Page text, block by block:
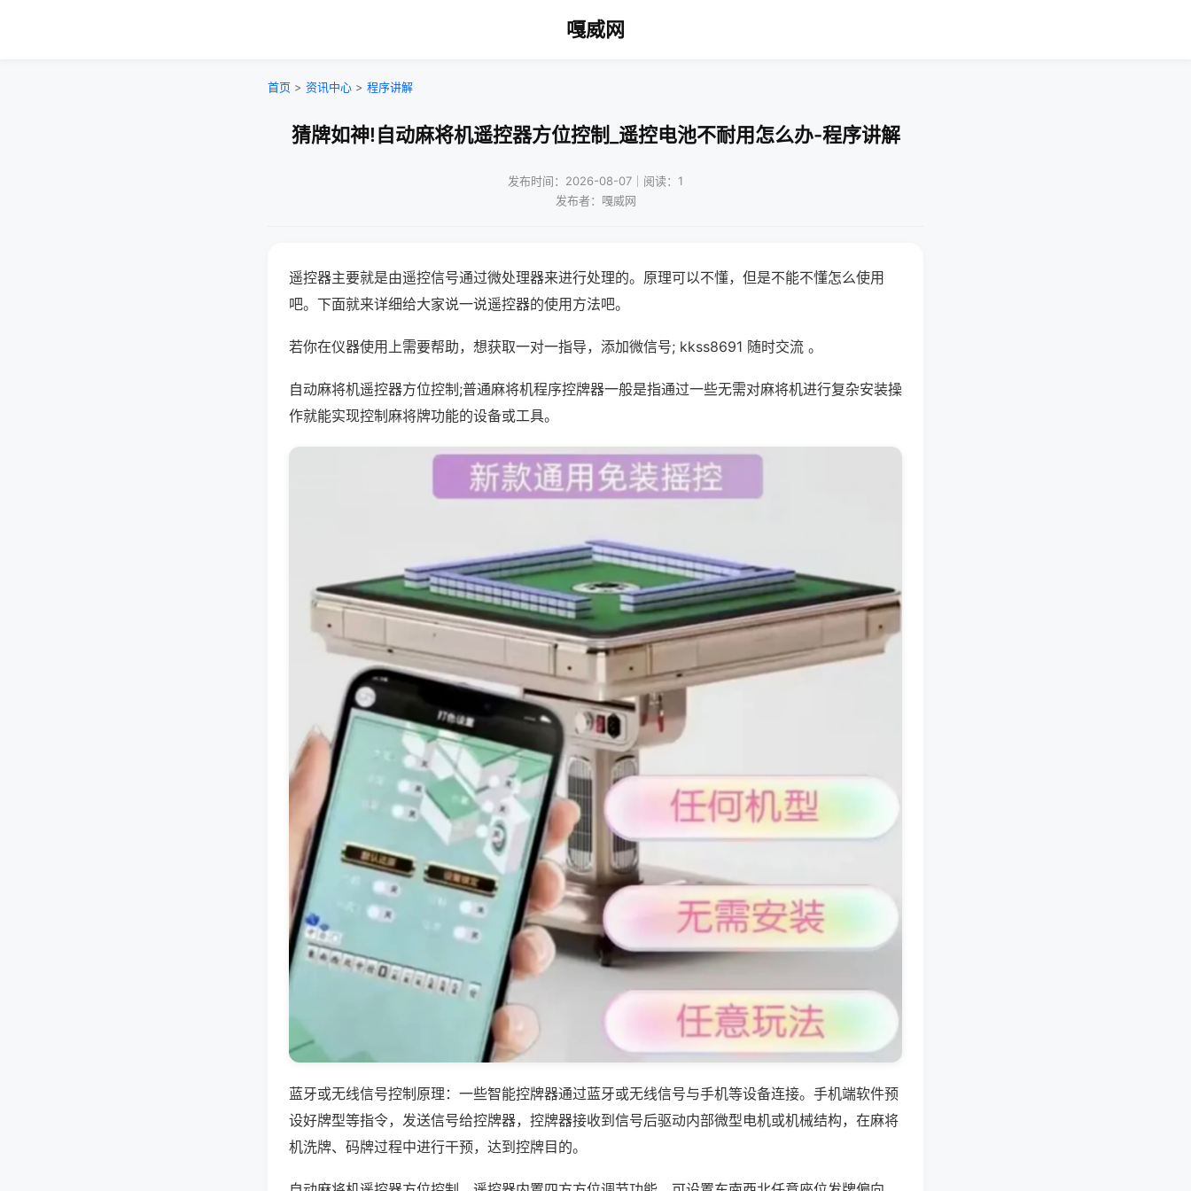
嘎威网
首页 > 资讯中心 > 程序讲解
猜牌如神!自动麻将机遥控器方位控制_遥控电池不耐用怎么办-程序讲解
发布时间：2026-08-07｜阅读：1
发布者：嘎威网
遥控器主要就是由遥控信号通过微处理器来进行处理的。原理可以不懂，但是不能不懂怎么使用
吧。下面就来详细给大家说一说遥控器的使用方法吧。
若你在仪器使用上需要帮助，想获取一对一指导，添加微信号; kkss8691 随时交流 。
自动麻将机遥控器方位控制;普通麻将机程序控牌器一般是指通过一些无需对麻将机进行复杂安装操
作就能实现控制麻将牌功能的设备或工具。
蓝牙或无线信号控制原理：一些智能控牌器通过蓝牙或无线信号与手机等设备连接。手机端软件预
设好牌型等指令，发送信号给控牌器，控牌器接收到信号后驱动内部微型电机或机械结构，在麻将
机洗牌、码牌过程中进行干预，达到控牌目的。